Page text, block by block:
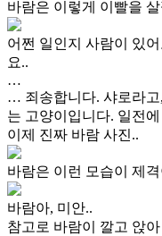
바람은 이렇게 이빨을
어쩐 일인지 사람이 있
요..
…
… 죄송합니다. 샤로라
는 고양이입니다. 일전
이제 진짜 바람 사진..
바람은 이런 모습이 제
바람아, 미안..
참고로 바람이 깔고 앉